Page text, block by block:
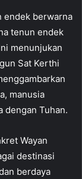
endek berwarna
tenun endek
menunjukan
Sat Kerthi
manusia
dengan Tuhan.
Wayan
destinasi
berdaya